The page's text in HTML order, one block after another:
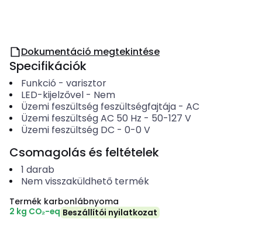
Dokumentáció megtekintése
Specifikációk
Funkció - varisztor
LED-kijelzővel- Nem
Üzemi feszültség feszültségfajtája- AC
Üzemi feszültség AC 50 Hz - 50-127 V
Üzemi feszültség DC - 0-0 V
Csomagolás és feltételek
1 darab
Nem visszaküldhető termék
Termék karbonlábnyoma
2 kg CO₂-eq Beszállítói nyilatkozat